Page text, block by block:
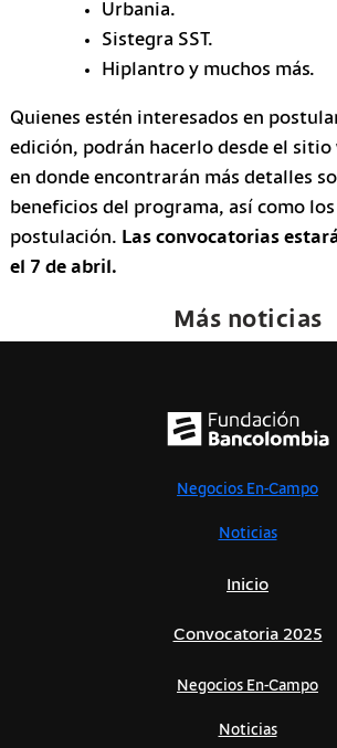
Urbania.
Sistegra SST.
Hiplantro y muchos más.
Quienes estén interesados en
edición, podrán hacerlo desde el sitio
en donde encontrarán más detalles
beneficios del programa, así como los
postulación. Las convocatorias
el 7 de abril.
Más noticias
Negocios En-Campo
Noticias
Inicio
Convocatoria 2025
Negocios En-Campo
Noticias